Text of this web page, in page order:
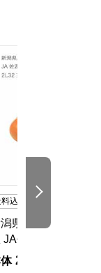
】月15日〜11月20
16玉)【お届け
佐渡のおけさ柿
潟県産 佐渡市、
込み
県産 佐渡市、JA
JA佐…
2,980
次の商品